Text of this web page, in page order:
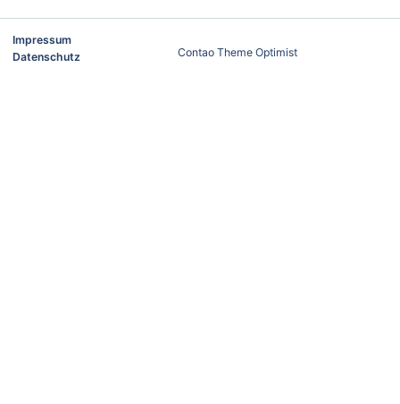
Impressum
Datenschutz
Contao Theme Optimist